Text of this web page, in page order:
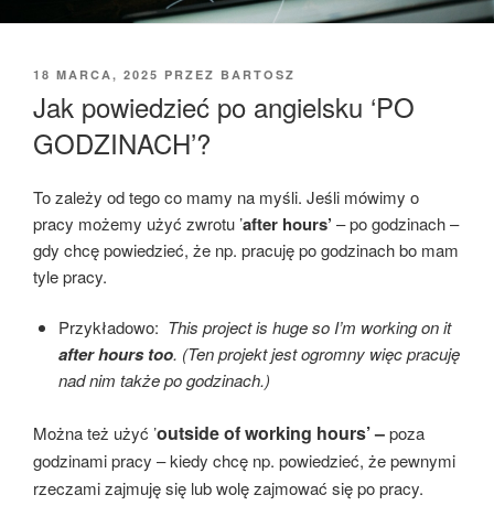
OPUBLIKOWANE
18 MARCA, 2025 PRZEZ BARTOSZ
Jak powiedzieć po angielsku ‘PO
GODZINACH’?
To zależy od tego co mamy na myśli. Jeśli mówimy o
pracy możemy użyć zwrotu ’after hours’ – po godzinach –
gdy chcę powiedzieć, że np. pracuję po godzinach bo mam
tyle pracy.
Przykładowo: This project is huge so I’m working on it
after hours too. (Ten projekt jest ogromny więc pracuję
nad nim także po godzinach.)
Można też użyć ’outside of working hours’ –poza
godzinami pracy – kiedy chcę np. powiedzieć, że pewnymi
rzeczami zajmuję się lub wolę zajmować się po pracy.